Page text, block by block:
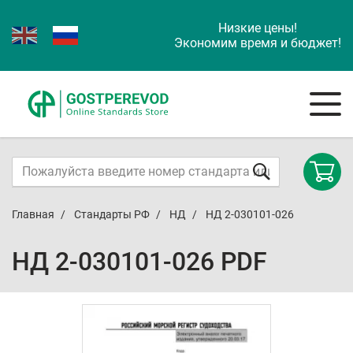
Низкие цены!
Экономим время и бюджет!
Главная Стандарты РФ НД НД 2-030101-026
НД 2-030101-026 PDF